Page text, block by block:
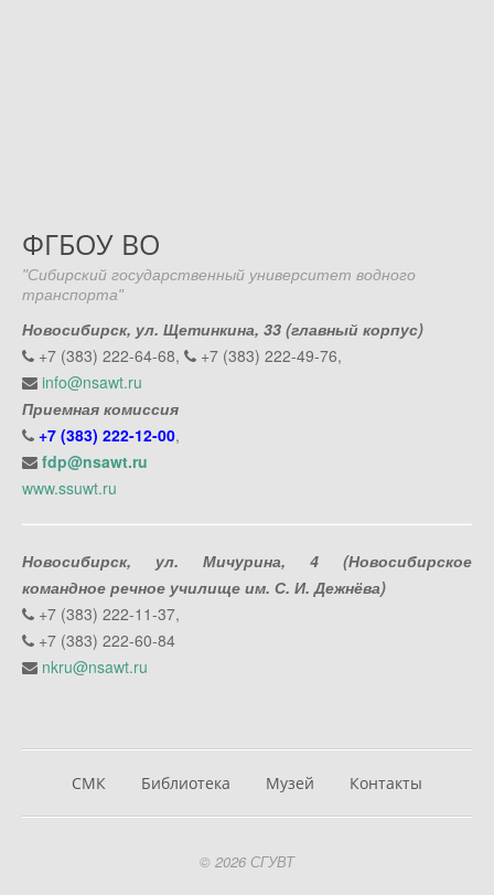
ФГБОУ ВО
"Сибирский государственный университет водного
транспорта"
Новосибирск, ул. Щетинкина, 33 (главный корпус)
+7 (383) 222-64-68,
+7 (383) 222-49-76,
info@nsawt.ru
Приемная комиссия
+7 (383) 222-12-00,
fdp@nsawt.ru
www.ssuwt.ru
Новосибирск, ул. Мичурина, 4 (Новосибирское
командное речное училище им. С. И. Дежнёва)
+7 (383) 222-11-37,
+7 (383) 222-60-84
nkru@nsawt.ru
СМК Библиотека Музей Контакты
© 2026 СГУВТ